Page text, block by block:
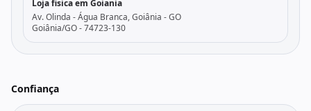
Loja fisica em Goiania
Av. Olinda - Água Branca, Goiânia - GO
Goiânia/GO - 74723-130
Confiança